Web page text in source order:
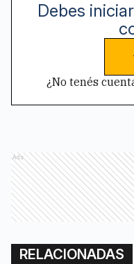
Debes
¿No tenés
Ads
RELACIONADAS